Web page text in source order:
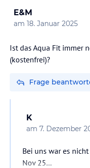
E&M
am 18. Januar 2025
Ist das Aqua Fit immer
(kostenfrei)?
Frage
K
am 7. Dezember
Bei uns war es
Nov 25...